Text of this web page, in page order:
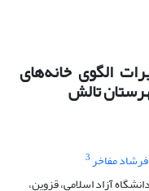
الگوی خانه‌های
تالش
فرشاد مفاخر3
آزاد اسلامی، قزوین،